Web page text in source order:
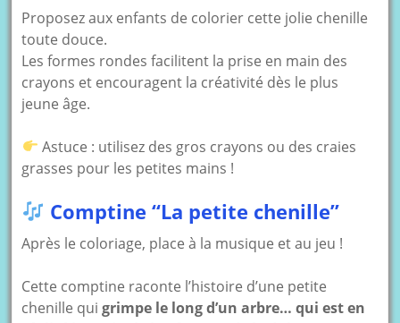
Proposez aux enfants de colorier cette jolie chenille
toute douce.
Les formes rondes facilitent la prise en main des
crayons et encouragent la créativité dès le plus
jeune âge.
Astuce : utilisez des gros crayons ou des craies
grasses pour les petites mains !
Comptine “La petite chenille”
Après le coloriage, place à la musique et au jeu !
Cette comptine raconte l’histoire d’une petite
chenille quigrimpe le long d’un arbre… qui est en